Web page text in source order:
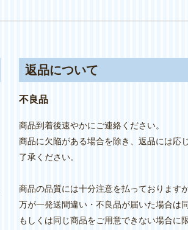
返品について
不良品
商品到着後速やかにご連絡ください。
商品に欠陥がある場合を除き、返品には応
了承ください。
商品の品質には十分注意を払っておりますが
万が一発送間違い・不良品が届いた場合は
もしくは同じ商品をご用意できない場合に